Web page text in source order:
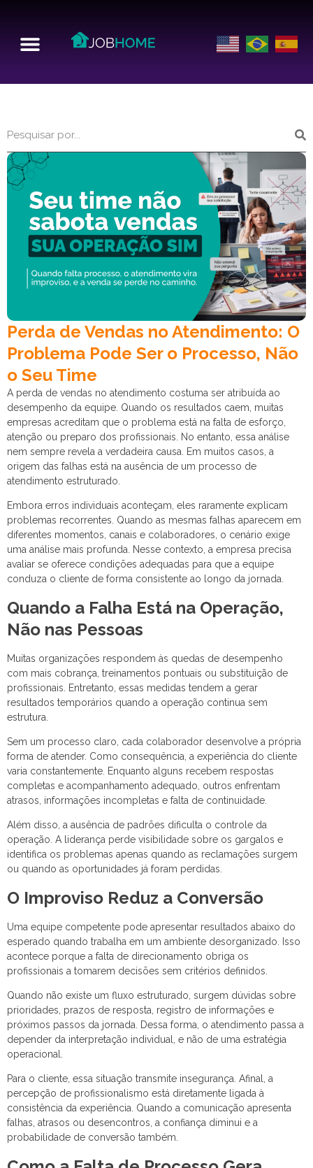
Perda de Vendas no Atendimento: O
Problema Pode Ser o Processo, Não
o Seu Time
A perda de vendas no atendimento costuma ser atribuída ao
desempenho da equipe. Quando os resultados caem, muitas
empresas acreditam que o problema está na falta de esforço,
atenção ou preparo dos profissionais. No entanto, essa análise
nem sempre revela a verdadeira causa. Em muitos casos, a
origem das falhas está na ausência de um processo de
atendimento estruturado.
Embora erros individuais aconteçam, eles raramente explicam
problemas recorrentes. Quando as mesmas falhas aparecem em
diferentes momentos, canais e colaboradores, o cenário exige
uma análise mais profunda. Nesse contexto, a empresa precisa
avaliar se oferece condições adequadas para que a equipe
conduza o cliente de forma consistente ao longo da jornada.
Quando a Falha Está na Operação,
Não nas Pessoas
Muitas organizações respondem às quedas de desempenho
com mais cobrança, treinamentos pontuais ou substituição de
profissionais. Entretanto, essas medidas tendem a gerar
resultados temporários quando a operação continua sem
estrutura.
Sem um processo claro, cada colaborador desenvolve a própria
forma de atender. Como consequência, a experiência do cliente
varia constantemente. Enquanto alguns recebem respostas
completas e acompanhamento adequado, outros enfrentam
atrasos, informações incompletas e falta de continuidade.
Além disso, a ausência de padrões dificulta o controle da
operação. A liderança perde visibilidade sobre os gargalos e
identifica os problemas apenas quando as reclamações surgem
ou quando as oportunidades já foram perdidas.
O Improviso Reduz a Conversão
Uma equipe competente pode apresentar resultados abaixo do
esperado quando trabalha em um ambiente desorganizado. Isso
acontece porque a falta de direcionamento obriga os
profissionais a tomarem decisões sem critérios definidos.
Quando não existe um fluxo estruturado, surgem dúvidas sobre
prioridades, prazos de resposta, registro de informações e
próximos passos da jornada. Dessa forma, o atendimento passa a
depender da interpretação individual, e não de uma estratégia
operacional.
Para o cliente, essa situação transmite insegurança. Afinal, a
percepção de profissionalismo está diretamente ligada à
consistência da experiência. Quando a comunicação apresenta
falhas, atrasos ou desencontros, a confiança diminui e a
probabilidade de conversão também.